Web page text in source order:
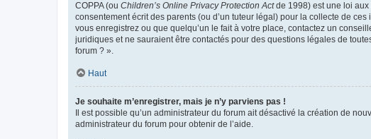
COPPA (ou Children’s Online Privacy Protection Actde 1998) est une loi aux
consentement écrit des parents (ou d’un tuteur légal) pour la collecte de
vous enregistrez ou que quelqu’un le fait à votre place, contactez un
juridiques et ne sauraient être contactés pour des questions légales de
forum ? ».
Haut
Je souhaite m’enregistrer, mais je n’y parviens pas !
Il est possible qu’un administrateur du forum ait désactivé la création de
administrateur du forum pour obtenir de l’aide.